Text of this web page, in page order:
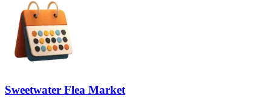
Sweetwater Flea Market